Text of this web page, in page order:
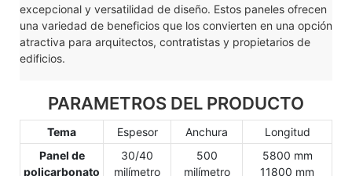
excepcional y versatilidad de diseño. Estos paneles ofrecen
una variedad de beneficios que los convierten en una opción
atractiva para arquitectos, contratistas y propietarios de
edificios.
PARAMETROS DEL PRODUCTO
Tema Espesor Anchura
Longitud
Panel de
policarbonato
30/40
milímetro
500
milímetro
5800 mm
11800 mm